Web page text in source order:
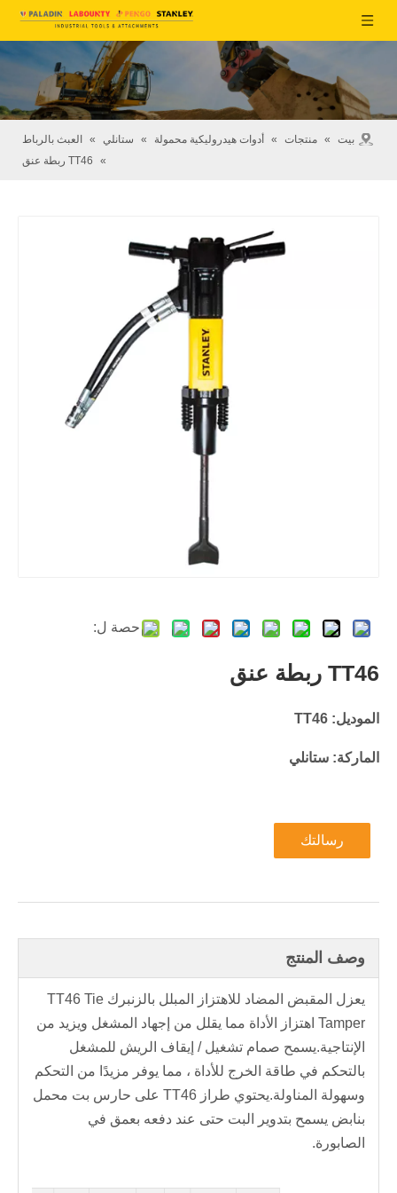
بيت » منتجات » أدوات هيدروليكية محمولة » ستانلي » العبث بالرباط
»
TT46 ربطة عنق
حصة ل:
TT46 ربطة عنق
الموديل: TT46
الماركة: ستانلي
رسالتك
وصف المنتج
يعزل المقبض المضاد للاهتزاز المبلل بالزنبرك TT46 Tie
Tamper اهتزاز الأداة مما يقلل من إجهاد المشغل ويزيد من
الإنتاجية.يسمح صمام تشغيل / إيقاف الريش للمشغل
بالتحكم في طاقة الخرج للأداة ، مما يوفر مزيدًا من التحكم
وسهولة المناولة.يحتوي طراز TT46 على حارس بت محمل
بنابض يسمح بتدوير البت حتى عند دفعه بعمق في
الصابورة.